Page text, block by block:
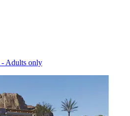
- Adults only